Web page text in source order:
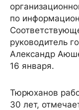
по
руководитель
Александр
16 января.
Тюрюханов
30 лет,